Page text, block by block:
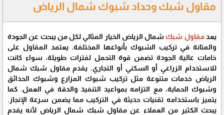
مقاول شبك وحداد شبوك شمال الرياض
يعدمقاول شبك شمال الرياض الخيار المثالي لكل من يبحث عن الجودة
والمتانة في تركيب الشبوك بأنواعها المختلفة. يعتمد المقاول على
خامات عالية الجودة تضمن قوة التحمل لفترات طويلة، سواء كانت
للاستخدام الزراعي أو السكني أو التجاري. يقدم مقاول شبك شمال
الرياض خدمات متنوعة مثل تركيب شبوك المزارع وشبوك الحدائق
وشبوك الحماية، مع التزامه بمواعيد التنفيذ والدقة في العمل. كما
يتميز باستخدامه تقنيات حديثة في التركيب مما يضمن سرعة الإنجاز.
يبحث الكثير من العملاء عن مقاول شبك شمال الرياض لأنه يقدم